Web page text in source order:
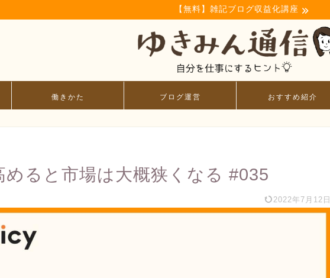
【無料】雑記ブログ収益化講座
働きかた ブログ運営 おすすめ紹介
めると市場は大概狭くなる #035
2022年7月12日